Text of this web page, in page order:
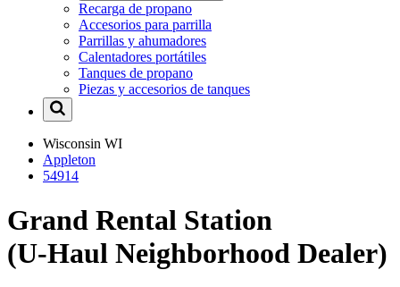
Recarga de propano
Accesorios para parrilla
Parrillas y ahumadores
Calentadores portátiles
Tanques de propano
Piezas y accesorios de tanques
Wisconsin WI
Appleton
54914
Grand Rental Station
(U-Haul Neighborhood Dealer)